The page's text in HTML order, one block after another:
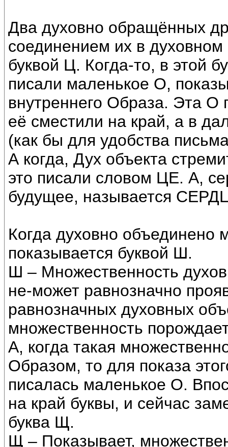
Два духовно обращённых
соединением их в
буквой Ц. Когда-то, в этой
писали маленькое О,
внутреннего Образа. Эта О
её сместили на край, а в
(как бы для удобства
А когда, Дух объекта
это писали словом ЦЕ. А,
будущее, называется
Когда духовно объединено
показывается буквой Ш.
Ш – Множественность
не-может равнозначно
равнозначных духовных
множественность
А, когда такая
Образом, то для показа
писалась маленькое О.
на край буквы, и сейчас
буква Щ.
Щ – Показывает,